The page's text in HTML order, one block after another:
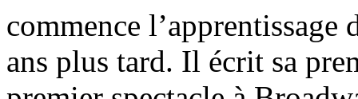
commence
ans plus tard. Il écrit sa